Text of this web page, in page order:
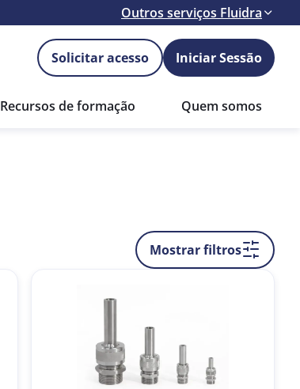
Outros serviços Fluidra
Solicitar acesso Iniciar Sessão
Recursos de formação Quem somos
Mostrar filtros